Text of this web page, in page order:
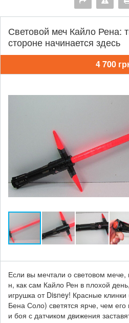
Световой меч Кайло Рена:
стороне начинается здесь
4 700
Если вы мечтали о световом мече,
н, как сам Кайло Рен в плохой
игрушка от Disney! Красные
Бена Соло) светятся ярче, чем его
и боя с датчиком движения